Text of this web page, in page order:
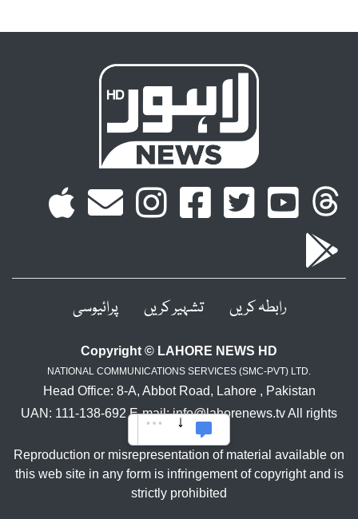
رابطہ کریں تشہیر کریں پرائیوسی
Copyright © LAHORE NEWS HD
NATIONAL COMMUNICATIONS SERVICES (SMC-PVT) LTD.
Head Office: 8-A, Abbot Road, Lahore , Pakistan
UAN: 111-138-692 E-mail: info@lahorenews.tv All rights
reserved.
Reproduction or misrepresentation of material available on
this web site in any form is infringement of copyright and is
strictly prohibited